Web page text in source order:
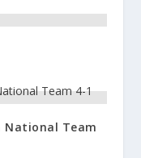
National Team